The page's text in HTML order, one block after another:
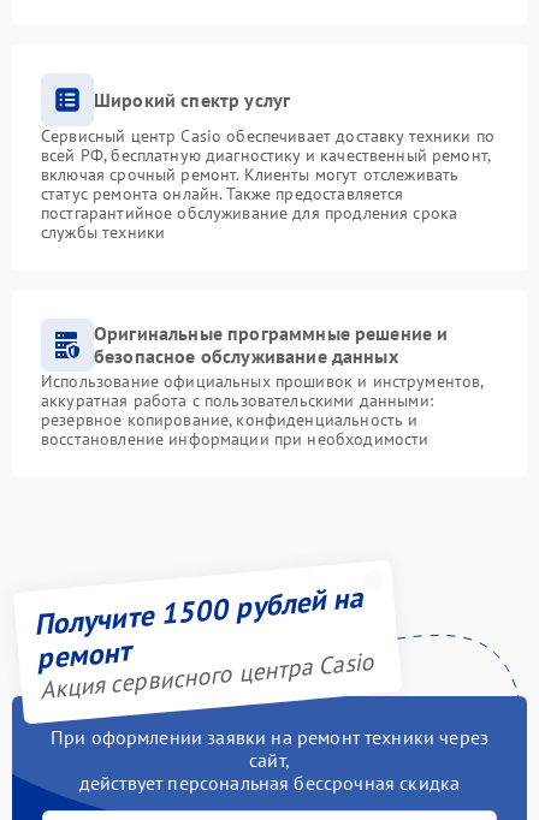
Широкий спектр услуг
Сервисный центр Casio обеспечивает доставку техники по
всей РФ, бесплатную диагностику и качественный ремонт,
включая срочный ремонт. Клиенты могут отслеживать
статус ремонта онлайн. Также предоставляется
постгарантийное обслуживание для продления срока
службы техники
Оригинальные программные решение и
безопасное обслуживание данных
Использование официальных прошивок и инструментов,
аккуратная работа с пользовательскими данными:
резервное копирование, конфиденциальность и
восстановление информации при необходимости
Получите 1500 рублей на
ремонт
Акция сервисного центра Casio
При оформлении заявки на ремонт техники через
сайт,
действует персональная бессрочная скидка